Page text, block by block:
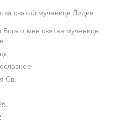
святой мученице Лидие
о мне святая мученице
Св.